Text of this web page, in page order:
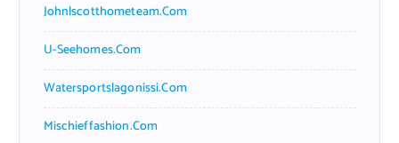
Johnlscotthometeam.com
U-Seehomes.com
Watersportslagonissi.com
Mischieffashion.com